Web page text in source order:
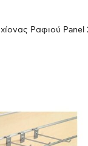
Ραφιού Panel